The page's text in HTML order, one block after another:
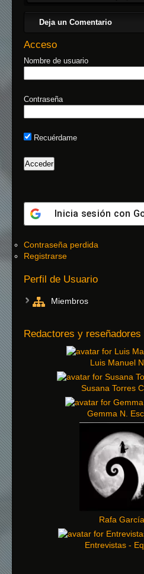
Deja un Comentario
Acceso
Nombre de usuario
Contraseña
Recuérdame
Inicia sesión con
Contraseña perdida
Registrarse
Perfil de Usuario
Miembros
Redactores y reseñadores
Luis Manuel
Susana Torres
Gemma N.
Rafa García
Entrevistas -